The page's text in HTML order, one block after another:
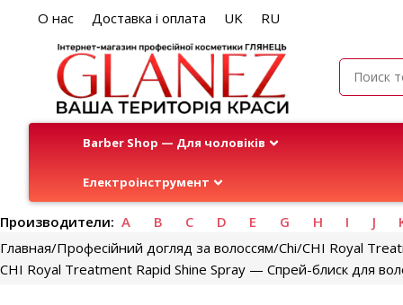
О нас Доставка і оплата UK RU
Barber Shop — Для чоловіків
Електроінструмент
Производители: A B C D E G H I J
Главная Професійний догляд за волоссям Chi CHI Royal
CHI Royal Treatment Rapid Shine Spray — Спрей-блиск для